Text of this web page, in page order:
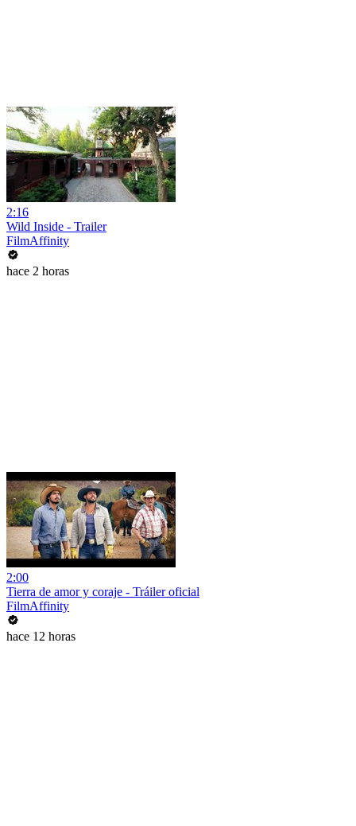
2:16
Wild Inside - Trailer
FilmAffinity
hace 2 horas
2:00
Tierra de amor y coraje - Tráiler oficial
FilmAffinity
hace 12 horas